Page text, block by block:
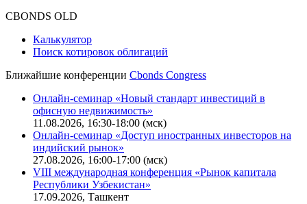
CBONDS OLD
Калькулятор
Поиск котировок облигаций
Ближайшие конференции Cbonds Congress
Онлайн-семинар «Новый стандарт инвестиций в
офисную недвижимость»
11.08.2026, 16:30-18:00 (мск)
Онлайн-семинар «Доступ иностранных инвесторов на
индийский рынок»
27.08.2026, 16:00-17:00 (мск)
VIII международная конференция «Рынок капитала
Республики Узбекистан»
17.09.2026, Ташкент